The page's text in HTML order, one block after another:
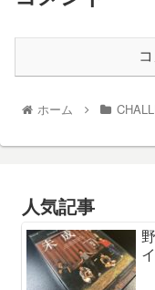
ホーム
人気記事